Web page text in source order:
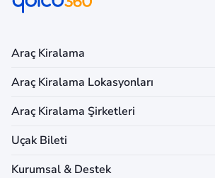
Araç Kiralama
Araç Kiralama Lokasyonları
Araç Kiralama Şirketleri
Uçak Bileti
Kurumsal & Destek